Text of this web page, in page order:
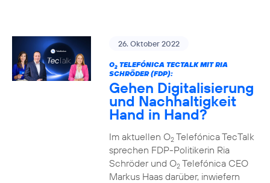
26. Oktober 2022
O2TELEFÓNICA TECTALK MIT RIA
SCHRÖDER (FDP):
Gehen Digitalisierung
und Nachhaltigkeit
Hand in Hand?
Im aktuellen O2Telefónica TecTalk
sprechen FDP-Politikerin Ria
Schröder und O2Telefónica CEO
Markus Haas darüber, inwiefern